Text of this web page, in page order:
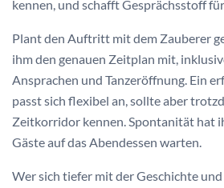
kennen, und schafft Gesprächsstoff
Plant den Auftritt mit dem Zauberer
ihm den genauen Zeitplan mit,
Ansprachen und Tanzeröffnung. Ein
passt sich flexibel an, sollte aber
Zeitkorridor kennen. Spontanität hat
Gäste auf das Abendessen warten.
Wer sich tiefer mit der Geschichte